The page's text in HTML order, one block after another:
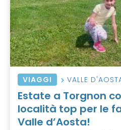
VIAGGI VALLE
Estate a Torgnon
località top per le
Valle d’Aosta!